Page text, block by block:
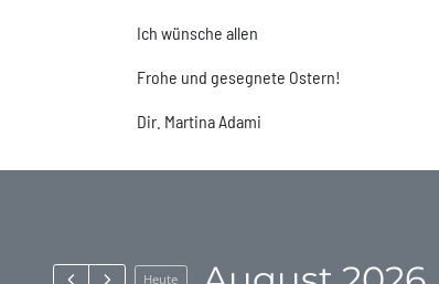
Ich wünsche allen
Frohe und gesegnete Ostern!
Dir. Martina Adami
Heute